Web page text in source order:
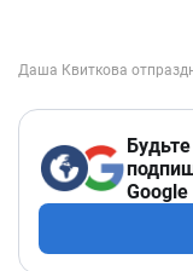
Google